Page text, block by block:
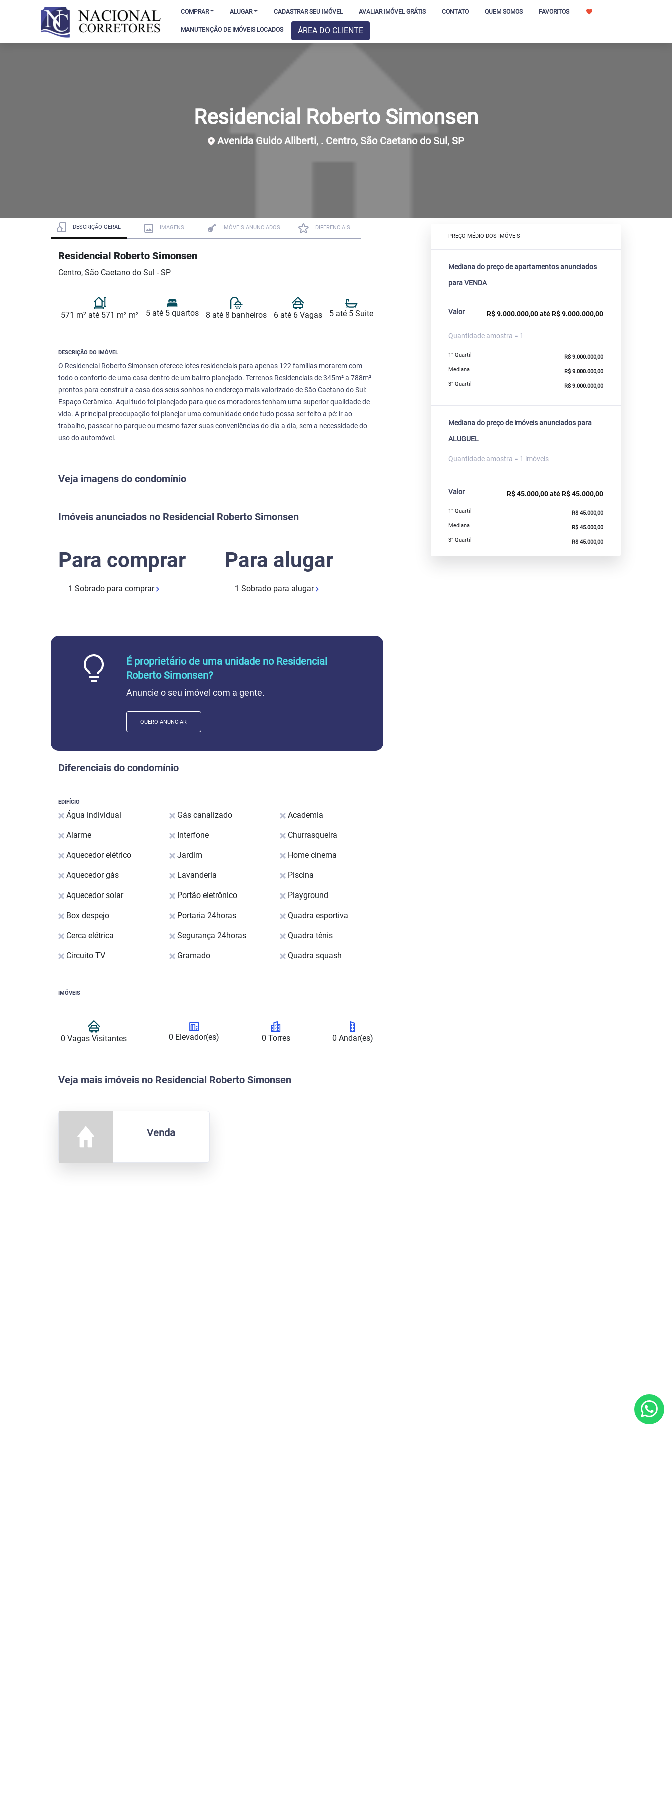
COMPRAR ALUGAR CADASTRAR SEU IMÓVEL AVALIAR IMÓVEL GRÁTIS CONTATO QUEM SOMOS FAVORITOS
MANUTENÇÃO DE IMÓVEIS LOCADOS ÁREA DO CLIENTE
Residencial Roberto Simonsen
Avenida Guido Aliberti, . Centro, São Caetano do Sul, SP
DESCRIÇÃO GERAL IMAGENS IMÓVEIS ANUNCIADOS DIFERENCIAIS
Residencial Roberto Simonsen
Centro, São Caetano do Sul - SP
571 m² até 571 m² m² 5 até 5 quartos 8 até 8 banheiros 6 até 6 Vagas 5 até 5 Suite
DESCRIÇÃO DO IMÓVEL
O Residencial Roberto Simonsen oferece lotes residenciais para apenas 122 famílias morarem com
todo o conforto de uma casa dentro de um bairro planejado. Terrenos Residenciais de 345m² a 788m²
prontos para construir a casa dos seus sonhos no endereço mais valorizado de São Caetano do Sul:
Espaço Cerâmica. Aqui tudo foi planejado para que os moradores tenham uma superior qualidade de
vida. A principal preocupação foi planejar uma comunidade onde tudo possa ser feito a pé: ir ao
trabalho, passear no parque ou mesmo fazer suas conveniências do dia a dia, sem a necessidade do
uso do automóvel.
Veja imagens do condomínio
Imóveis anunciados no Residencial Roberto Simonsen
Para comprar
1 Sobrado para comprar
Para alugar
1 Sobrado para alugar
É proprietário de uma unidade no Residencial
Roberto Simonsen?
Anuncie o seu imóvel com a gente.
QUERO ANUNCIAR
Diferenciais do condomínio
EDIFÍCIO
Água individual
Alarme
Aquecedor elétrico
Aquecedor gás
Aquecedor solar
Box despejo
Cerca elétrica
Circuito TV
Gás canalizado
Interfone
Jardim
Lavanderia
Portão eletrônico
Portaria 24horas
Segurança 24horas
Gramado
Academia
Churrasqueira
Home cinema
Piscina
Playground
Quadra esportiva
Quadra tênis
Quadra squash
IMÓVEIS
0 Vagas Visitantes 0 Elevador(es) 0 Torres 0 Andar(es)
Veja mais imóveis no Residencial Roberto Simonsen
Venda
PREÇO MÉDIO DOS IMÓVEIS
Mediana do preço de apartamentos anunciados
para VENDA
Valor R$ 9.000.000,00 até R$ 9.000.000,00
Quantidade amostra = 1
1° Quartil
R$ 9.000.000,00
Mediana
R$ 9.000.000,00
3° Quartil
R$ 9.000.000,00
Mediana do preço de imóveis anunciados para
ALUGUEL
Quantidade amostra = 1 imóveis
Valor R$ 45.000,00 até R$ 45.000,00
1° Quartil
R$ 45.000,00
Mediana
R$ 45.000,00
3° Quartil
R$ 45.000,00